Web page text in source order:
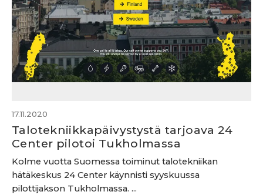
17.11.2020
Talotekniikkapäivystystä tarjoava 24
Center pilotoi Tukholmassa
Kolme vuotta Suomessa toiminut talotekniikan
hätäkeskus 24 Center käynnisti syyskuussa
pilottijakson Tukholmassa. ...